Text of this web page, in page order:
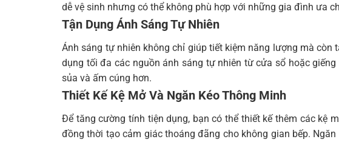
dễ vệ sinh nhưng có thể không phù hợp với những gia đình ưa
Tận Dụng Ánh Sáng Tự Nhiên
Ánh sáng tự nhiên không chỉ giúp tiết kiệm năng lượng mà
dụng tối đa các nguồn ánh sáng tự nhiên từ cửa sổ hoặc
sủa và ấm cúng hơn.
Thiết Kế Kệ Mở Và Ngăn Kéo Thông Minh
Để tăng cường tính tiện dụng, bạn có thể thiết kế thêm các kệ
đồng thời tạo cảm giác thoáng đãng cho không gian bếp.